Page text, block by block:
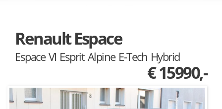
Renault Espace
Espace VI Esprit Alpine E-Tech Hybrid
€ 15990,-